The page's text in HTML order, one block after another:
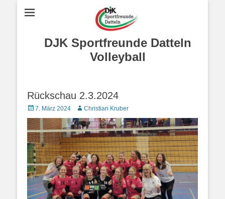
DJK Sportfreunde Datteln
Volleyball
Rückschau 2.3.2024
Posted
on
7. März 2024 AutorChristian Kruber